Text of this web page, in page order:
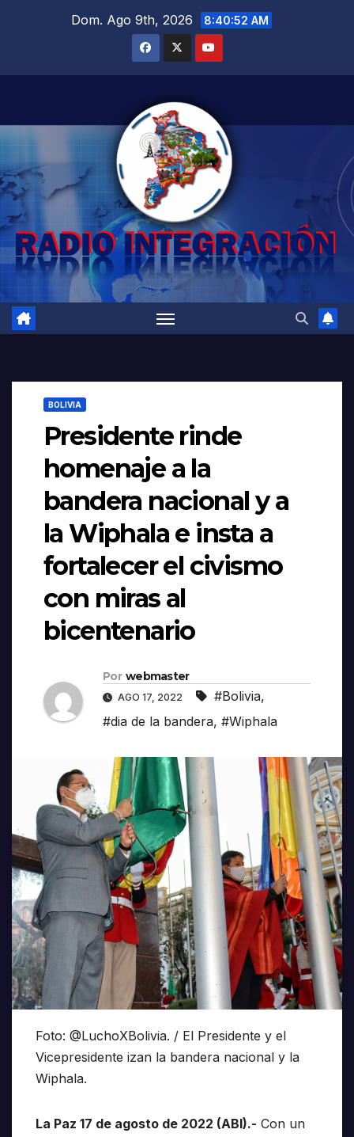
Dom. Ago 9th, 2026 8:40:54 AM
BOLIVIA
Presidente rinde
homenaje a la
bandera nacional y a
la Wiphala e insta a
fortalecer el civismo
con miras al
bicentenario
Por webmaster
AGO 17, 2022 #Bolivia,
#dia de la bandera, #Wiphala
Foto: @LuchoXBolivia. / El Presidente y el
Vicepresidente izan la bandera nacional y la
Wiphala.
La Paz 17 de agosto de 2022 (ABI).- Con un